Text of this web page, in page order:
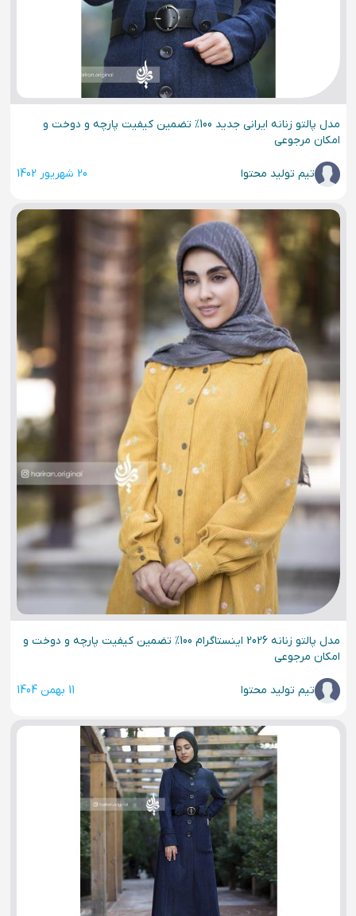
مدل پالتو زنانه ایرانی جدید 100% تضمین کیفیت پارچه و دوخت و
امکان مرجوعی
تیم تولید محتوا 20 شهریور 1402
مدل پالتو زنانه 2026 اینستاگرام 100% تضمین کیفیت پارچه و دوخت و
امکان مرجوعی
تیم تولید محتوا 11 بهمن 1404